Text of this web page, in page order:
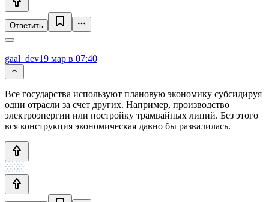
Ответить
gaal_dev19 мар в 07:40
Все государства используют плановую экономику субсидируя
одни отрасли за счет других. Например, производство
электроэнергии или постройку трамвайных линий. Без этого
вся конструкция экономическая давно бы развалилась.